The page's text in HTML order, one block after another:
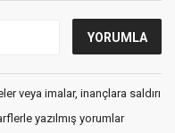
veya imalar, inançlara saldırı
yazılmış yorumlar